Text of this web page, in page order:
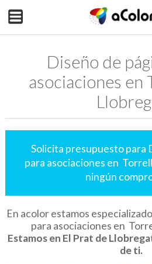
Diseño de
asociaciones en
Solicita presupuesto para
para asociaciones en
ningún
En acolor estamos
para asociaciones en
Estamos en El Prat de
de ti.